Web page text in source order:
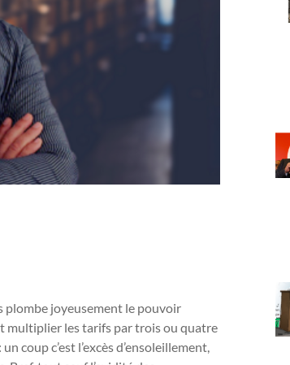
plombe joyeusement le pouvoir
multiplier les tarifs par trois ou quatre
coup c’est l’excès d’ensoleillement,